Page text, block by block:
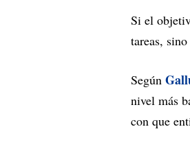
Si el
tareas,
Según
nivel más
con que